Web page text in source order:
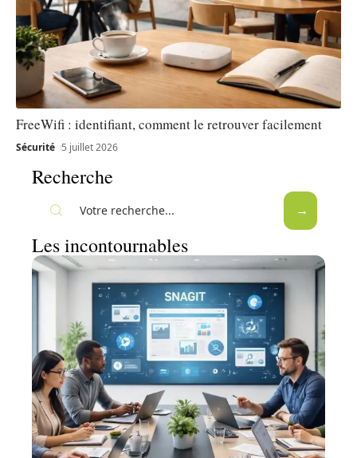
FreeWifi : identifiant, comment le retrouver facilement
Sécurité 5 juillet 2026
Recherche
Les incontournables